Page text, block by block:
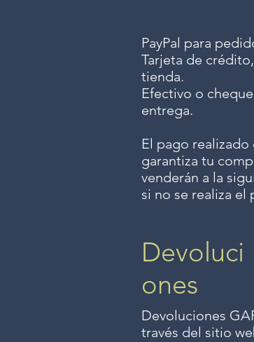
PayPal para
Tarjeta de
tienda.
Efectivo o
entrega.
El pago
garantiza tu
venderán a la
si no se realiza el
Devoluci
ones
Devoluciones
través del sitio